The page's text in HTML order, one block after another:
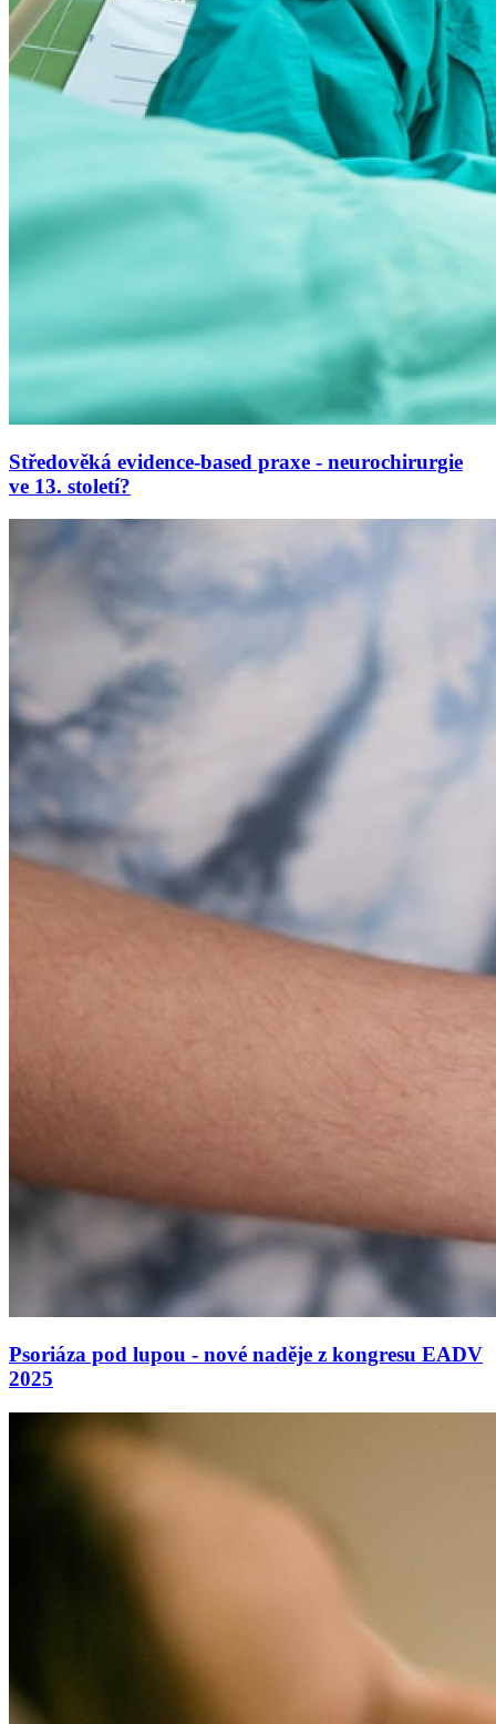
Středověká evidence-based praxe - neurochirurgie
ve 13. století?
Psoriáza pod lupou - nové naděje z kongresu EADV
2025